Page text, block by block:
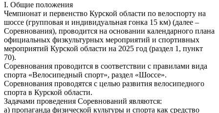
I. Общие положения
Чемпионат и первенство Курской области по велоспорту на
шоссе (групповая и индивидуальная гонка 15 км) (далее –
Соревнования), проводится на основании календарного плана
официальных физкультурных мероприятий и спортивных
мероприятий Курской области на 2025 год (раздел 1, пункт
70).
Соревнования проводится в соответствии с правилами вида
спорта «Велосипедный спорт», раздел «Шоссе».
Соревнования проводятся с целью развития велосипедного
спорта в Курской области.
Задачами проведения Соревнований являются:
а) пропаганда физической культуры и спорта как средство